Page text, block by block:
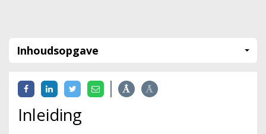
Inhoudsopgave
Inleiding